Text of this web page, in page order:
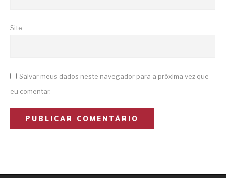
Site
Salvar meus dados neste navegador para a próxima vez que
eu comentar.